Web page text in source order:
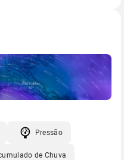
Pressão
de Chuva